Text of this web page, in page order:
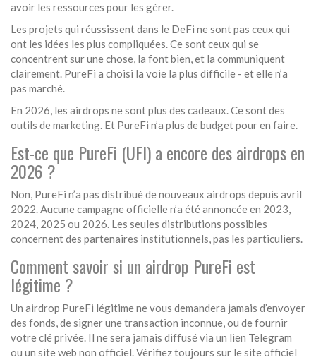
avoir les ressources pour les gérer.
Les projets qui réussissent dans le DeFi ne sont pas ceux qui
ont les idées les plus compliquées. Ce sont ceux qui se
concentrent sur une chose, la font bien, et la communiquent
clairement. PureFi a choisi la voie la plus difficile - et elle n’a
pas marché.
En 2026, les airdrops ne sont plus des cadeaux. Ce sont des
outils de marketing. Et PureFi n’a plus de budget pour en faire.
Est-ce que PureFi (UFI) a encore des airdrops en
2026 ?
Non, PureFi n’a pas distribué de nouveaux airdrops depuis avril
2022. Aucune campagne officielle n’a été annoncée en 2023,
2024, 2025 ou 2026. Les seules distributions possibles
concernent des partenaires institutionnels, pas les particuliers.
Comment savoir si un airdrop PureFi est
légitime ?
Un airdrop PureFi légitime ne vous demandera jamais d’envoyer
des fonds, de signer une transaction inconnue, ou de fournir
votre clé privée. Il ne sera jamais diffusé via un lien Telegram
ou un site web non officiel. Vérifiez toujours sur le site officiel